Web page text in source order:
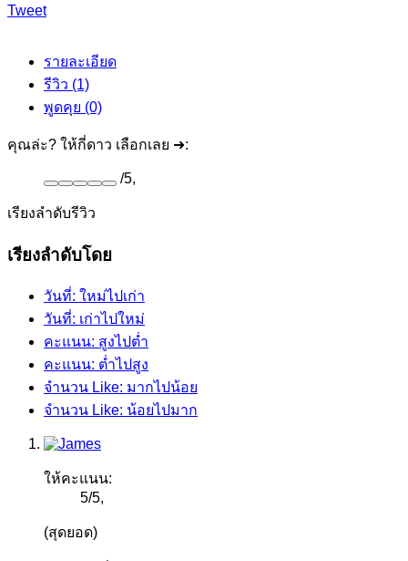
Tweet
รายละเอียด
รีวิว (1)
พูดคุย (0)
คุณล่ะ? ให้กี่ดาว เลือกเลย ➜:
/5,
เรียงลำดับรีวิว
เรียงลำดับโดย
วันที่: ใหม่ไปเก่า
วันที่: เก่าไปใหม่
คะแนน: สูงไปต่ำ
คะแนน: ต่ำไปสูง
จำนวน Like: มากไปน้อย
จำนวน Like: น้อยไปมาก
ให้คะแนน:
5/5,
(สุดยอด)